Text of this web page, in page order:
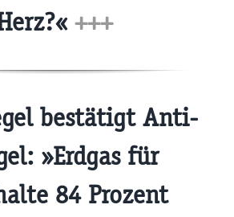
+++
bestätigt Anti-
»Erdgas für
84 Prozent